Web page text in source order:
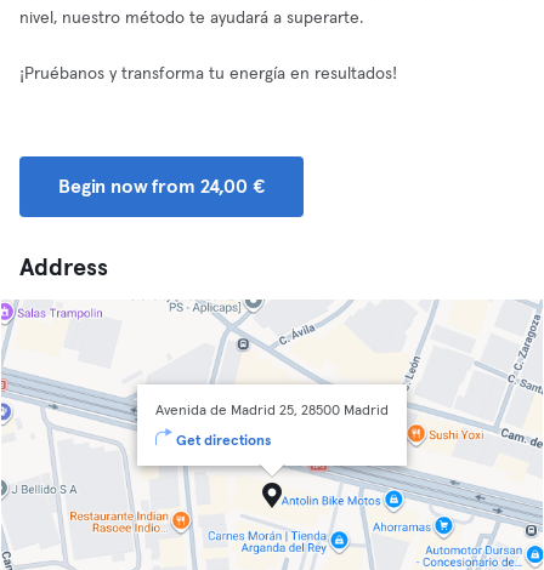
nivel, nuestro método te ayudará a superarte.
¡Pruébanos y transforma tu energía en resultados!
Begin now from 24,00 €
Address
Avenida de Madrid 25, 28500 Madrid
Get directions